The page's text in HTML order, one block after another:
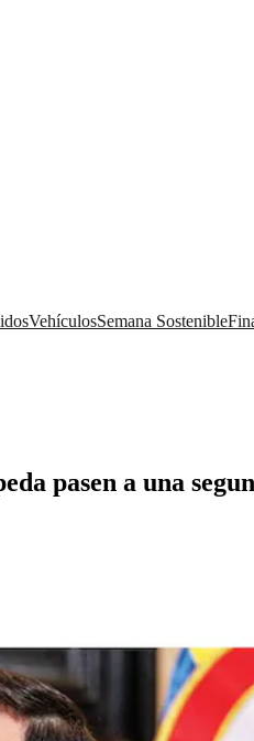
VehículosSemana Sostenible
pasen a una